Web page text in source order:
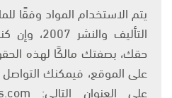
التأليف
حقك، بصفتك مالكًا لهذه
على الموقع، فيمكنك التواصل